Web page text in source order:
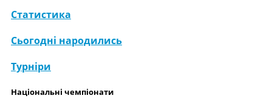
Статистика
Сьогодні народились
Турніри
Національні чемпіонати